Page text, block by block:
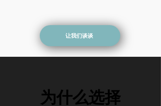
让我们谈谈
为什么选择